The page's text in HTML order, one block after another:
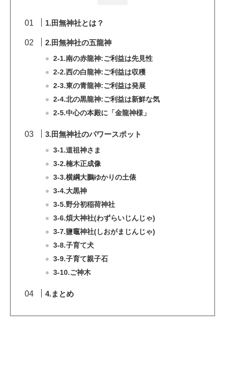
1.田無神社とは？
2.田無神社の五龍神
2-1.南の赤龍神:ご利益は先見性
2-2.西の白龍神:ご利益は収穫
2-3.東の青龍神:ご利益は発展
2-4.北の黒龍神:ご利益は新鮮な気
2-5.中心の本殿に「金龍神様」
3.田無神社のパワースポット
3-1.道祖神さま
3-2.楠木正成像
3-3.横綱大鵬ゆかりの土俵
3-4.大黒神
3-5.野分初稲荷神社
3-6.煩大神社(わずらいじんじゃ)
3-7.鹽竈神社(しおがまじんじゃ)
3-8.子育て犬
3-9.子育て親子石
3-10.ご神木
4.まとめ